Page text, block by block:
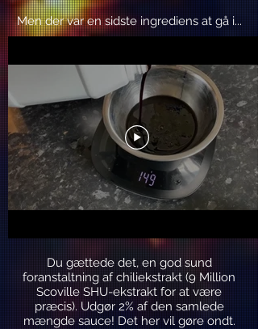
Men der var en sidste ingrediens at gå i...
Du gættede det, en god sund
foranstaltning af chiliekstrakt (9 Million
Scoville SHU-ekstrakt for at være
præcis). Udgør 2% af den samlede
mængde sauce! Det her vil gøre ondt.